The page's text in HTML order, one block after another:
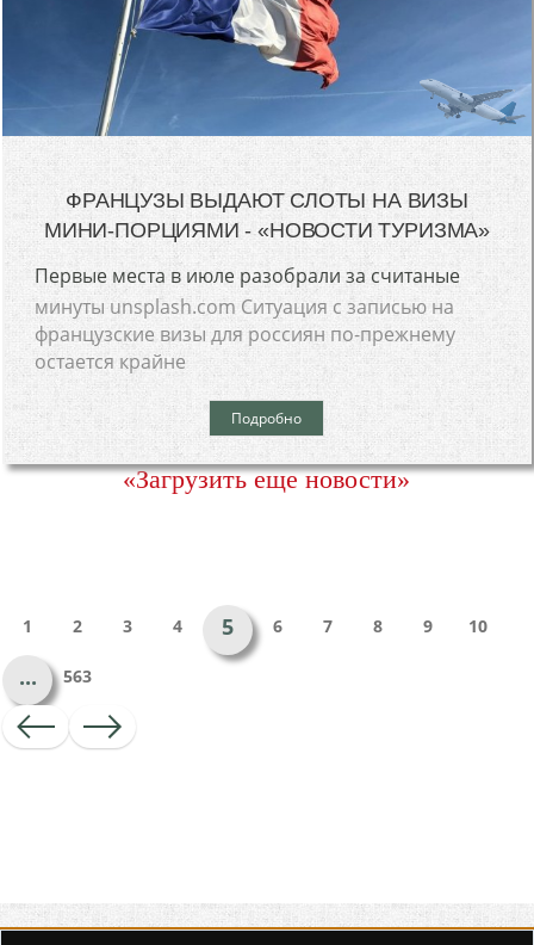
ФРАНЦУЗЫ ВЫДАЮТ СЛОТЫ НА ВИЗЫ
МИНИ-ПОРЦИЯМИ - «НОВОСТИ ТУРИЗМА»
Первые места в июле разобрали за считаные
минуты unsplash.com Ситуация с записью на
французские визы для россиян по-прежнему
остается крайне
Подробно
«Загрузить еще новости»
1 2 3 4 5 6 7 8 9 10
... 563